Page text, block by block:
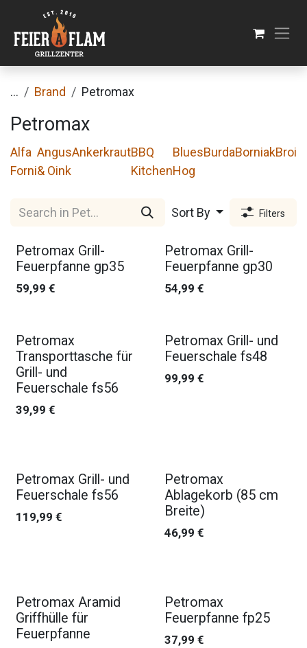
Skip to Content
... Brand Petromax
Petromax
Alfa
Forni
Angus
& Oink
AnkerkrautBBQ
Kitchen
Blues
Hog
BurdaBorniak
Sort By Filters
Petromax Grill-
Feuerpfanne gp35
59,99 €
Petromax Grill-
Feuerpfanne gp30
54,99 €
Petromax
Transporttasche für
Grill- und
Feuerschale fs56
39,99 €
Petromax Grill- und
Feuerschale fs48
99,99 €
Petromax Grill- und
Feuerschale fs56
119,99 €
Petromax
Ablagekorb (85 cm
Breite)
46,99 €
Petromax Aramid
Griffhülle für
Feuerpfanne
Petromax
Feuerpfanne fp25
37,99 €